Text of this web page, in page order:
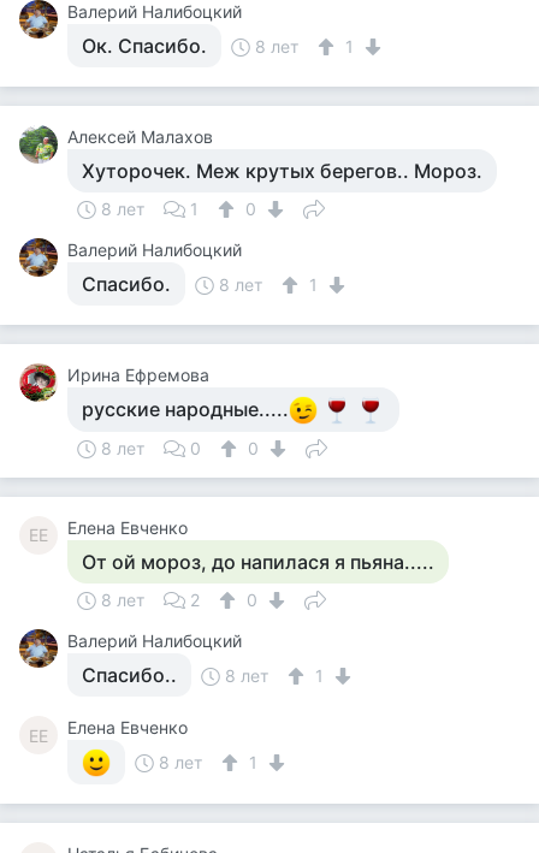
Валерий Налибоцкий
Ок. Спасибо. 8 лет 1
Алексей Малахов
Хуторочек. Меж крутых берегов.. Мороз.
8 лет 1
0
Валерий Налибоцкий
Спасибо. 8 лет 1
Ирина Ефремова
русские народные.....
8 лет 0 0
ЕЕ Елена Евченко
От ой мороз, до напилася я пьяна.....
8 лет 2
0
Валерий Налибоцкий
Спасибо.. 8 лет 1
ЕЕ
Елена Евченко
8 лет
1